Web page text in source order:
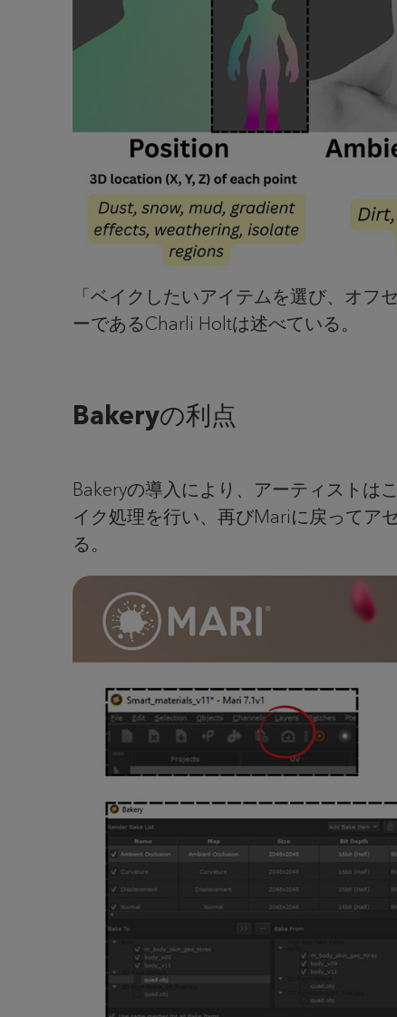
「ベイクしたいアイテムを選び、オ
ーであるCharli Holtは述べている。
Bakeryの利点
Bakeryの導入により、アーティストは
イク処理を行い、再びMariに戻ってア
る。